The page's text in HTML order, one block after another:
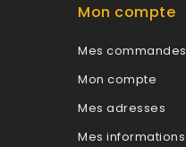
Mon compte
Mes commandes
Mon compte
Mes adresses
Mes informations